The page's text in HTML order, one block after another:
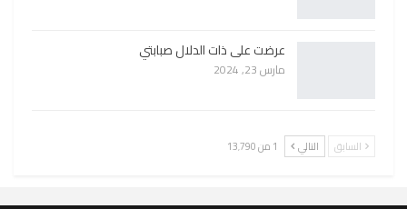
عرضت على ذات الدلال صبابتي
مارس 23, 2024
السابق التالي 1 من 13٬790